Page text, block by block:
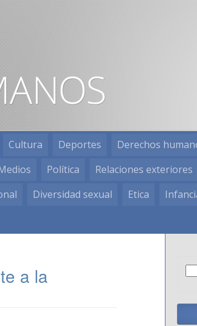
Cultura Deportes Derechos
Política Relaciones exteriores
Diversidad sexual Etica
a la